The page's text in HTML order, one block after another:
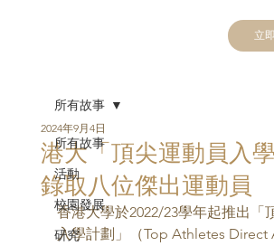
立
所有故事
活動
校園發展
研究
所有故事
港大「頂尖運動員入學
錄取八位傑出運動員
2024年9月4日
香港大學於2022/23學年起推出「
入學計劃」（Top Athletes Direct